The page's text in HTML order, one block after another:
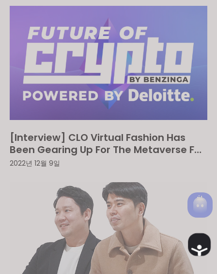
[Interview] CLO Virtual Fashion Has
Been Gearing Up For The Metaverse For
The Past 10 Years
2022년 12월 9일